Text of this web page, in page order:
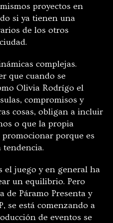
proyectos en
si ya tienen una
de los otros
complejas.
que cuando se
Olivia Rodrígo el
compromisos y
cosas, obligan a incluir
o que la propia
porque es
tendencia.
el juego y en general ha
un equilibrio. Pero
de Páramo Presenta y
se está comenzando a
de eventos se